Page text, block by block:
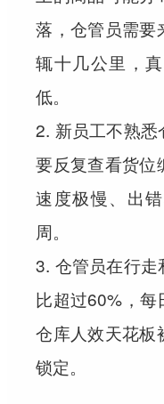
落，仓管员需要
辄十几公里，
低。
2. 新员工不熟
要反复查看货位
速度极慢、出
周。
3. 仓管员在行
比超过60%，每
仓库人效天花板
锁定。